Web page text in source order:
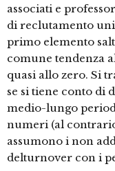
associati e
di reclutamento
primo elemento
comune tendenza
quasi allo zero. Si
se si tiene conto di
medio-lungo
numeri (al
assumono i non
delturnover con i